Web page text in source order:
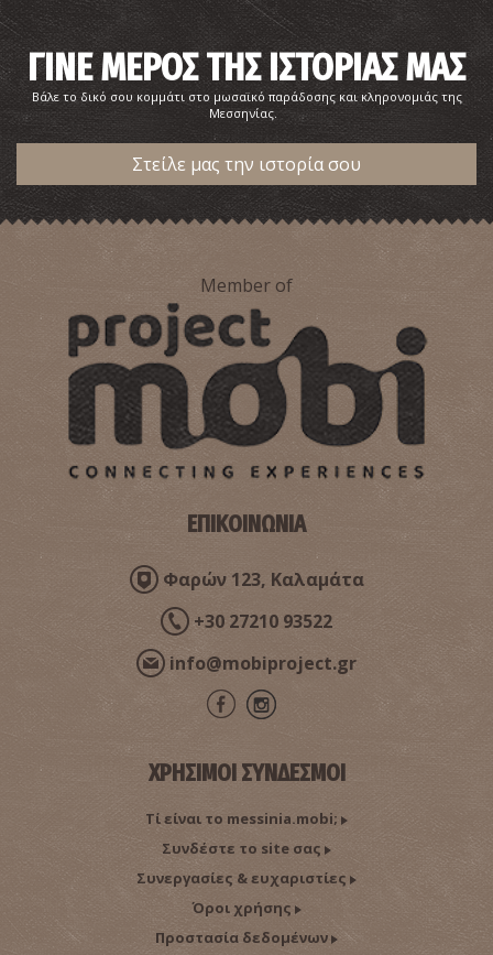
ΓΙΝΕ ΜΕΡΟΣ ΤΗΣ ΙΣΤΟΡΙΑΣ ΜΑΣ
Βάλε το δικό σου κομμάτι στο μωσαϊκό παράδοσης και κληρονομιάς της
Μεσσηνίας.
Στείλε μας την ιστορία σου
Member of
ΕΠΙΚΟΙΝΩΝΙΑ
Φαρών 123, Καλαμάτα
+30 27210 93522
info@mobiproject.gr
ΧΡΗΣΙΜΟΙ ΣΥΝΔΕΣΜΟΙ
Τί είναι το messinia.mobi;
Συνδέστε το site σας
Συνεργασίες & ευχαριστίες
Όροι χρήσης
Προστασία δεδομένων